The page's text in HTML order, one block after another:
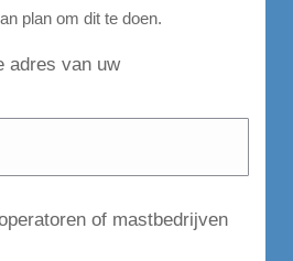
plan om dit te doen.
adres van uw
of mastbedrijven